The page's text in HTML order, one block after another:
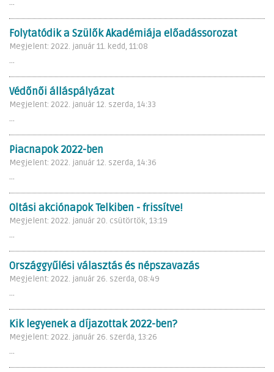
...
Folytatódik a Szülők Akadémiája előadássorozat
Megjelent: 2022. január 11. kedd, 11:08
...
Védőnői álláspályázat
Megjelent: 2022. január 12. szerda, 14:33
...
Piacnapok 2022-ben
Megjelent: 2022. január 12. szerda, 14:36
...
Oltási akciónapok Telkiben - frissítve!
Megjelent: 2022. január 20. csütörtök, 13:19
...
Országgyűlési választás és népszavazás
Megjelent: 2022. január 26. szerda, 08:49
...
Kik legyenek a díjazottak 2022-ben?
Megjelent: 2022. január 26. szerda, 13:26
...